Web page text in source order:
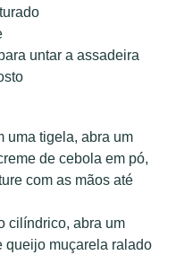
untar a assadeira
uma tigela, abra um
de cebola em pó,
com as mãos até
cilíndrico, abra um
queijo muçarela ralado